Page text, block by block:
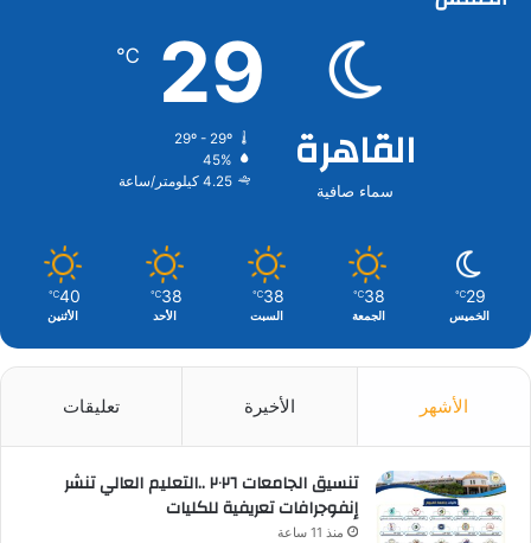
القاهرة
سماء صافية
29
℃
29º - 29º
45%
4.25 كيلومتر/ساعة
29
℃
الخميس
38
℃
الجمعة
38
℃
السبت
38
℃
الأحد
40
℃
الأثنين
الأشهر الأخيرة تعليقات
تنسيق الجامعات ٢٠٢٦ ..التعليم العالي تنشر
إنفوجرافات تعريفية للكليات
منذ 11 ساعة